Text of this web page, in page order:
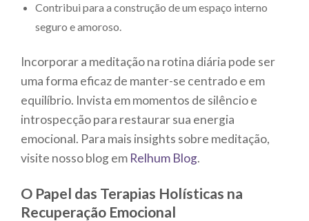
Contribui para a construção de um espaço interno
seguro e amoroso.
Incorporar a meditação na rotina diária pode ser
uma forma eficaz de manter-se centrado e em
equilíbrio. Invista em momentos de silêncio e
introspecção para restaurar sua energia
emocional. Para mais insights sobre meditação,
visite nosso blog em Relhum Blog.
O Papel das Terapias Holísticas na
Recuperação Emocional